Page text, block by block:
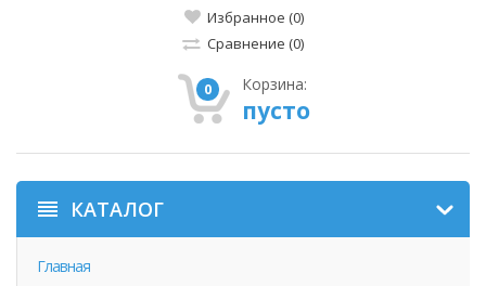
Избранное (0)
Сравнение (0)
0 Корзина:
пусто
КАТАЛОГ
Главная